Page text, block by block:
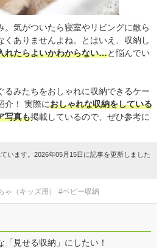
。気がついたら寝室やリビングに散ら
くありませんよね。とはいえ、収納し
れたらよいかわからない…と悩んでい
るみたちをおしゃれに収納できるケー
介！ 実際におしゃれな収納をしている
写真も掲載しているので、ぜひ参考に
います。2026年05月15日に記事を更新しました
ゃ（キッズ用） #ベビー収納
見せる収納」にしたい！